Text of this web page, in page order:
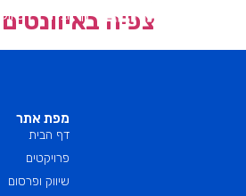
דף הבית צפיה
מפת אתר
דף הבית
פרויקטים
שיווק ופרסום